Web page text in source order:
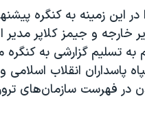
این زمینه به کنگره
خارجه و جیمز کلاپر مدیر
به تسلیم گزارشی به
پاسداران انقلاب اسلامی
در فهرست سازمان‌های